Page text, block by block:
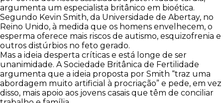
argumenta um especialista britânico em bioética.
Segundo Kevin Smith, da Universidade de Abertay, no
Reino Unido, à medida que os homens envelhecem, o
esperma oferece mais riscos de autismo, esquizofrenia e
outros distúrbios no feto gerado.
Mas a ideia desperta críticas e está longe de ser
unanimidade. A Sociedade Britânica de Fertilidade
argumenta que a ideia proposta por Smith “traz uma
abordagem muito artificial à procriação” e pede, em vez
disso, mais apoio aos jovens casais que têm de conciliar